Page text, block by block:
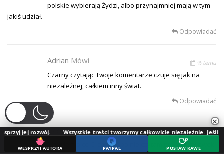
polskie wybierają Żydzi, albo przynajmniej mają w tym
jakiś udział.
Odpowiadać
Adrian Mówi % temu
Czarny czytając Twoje komentarze czuje się jak na
niezależnej, całkiem inny świat.
Odpowiadać
CzarnyMówi % temu
Nie wiem o co Ci chodzi, bo nie czytam propagandówek
×
Wszystkie treści tworzymy całkowicie niezależnie. Jeśli doceniasz
WESPRZYJ AUTORA PAYPAL POSTAW KAWĘ